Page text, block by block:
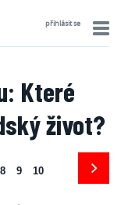
přihlásit se
Které
život?
8 9 10